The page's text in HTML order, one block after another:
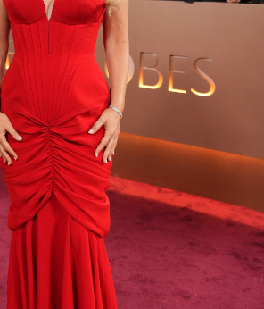
Red Carpet Pre-Show presented by
cE0yYBylWH
January 11, 2026